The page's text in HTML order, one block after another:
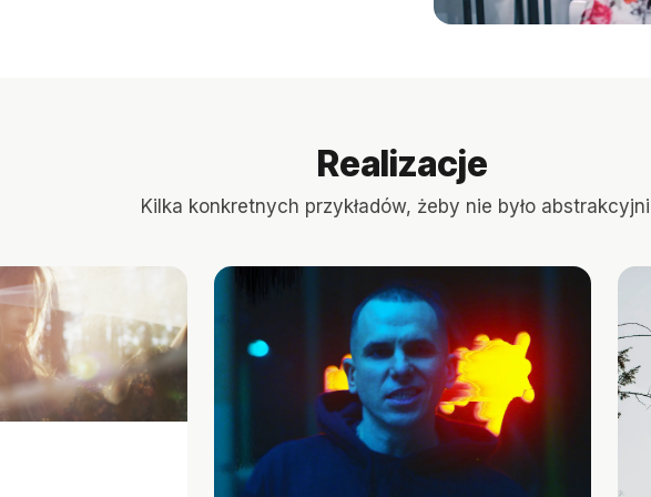
Realizacje
Kilka konkretnych przykładów, żeby nie było